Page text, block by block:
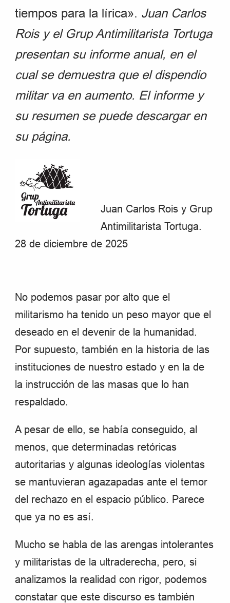
tiempos para la lírica». Juan Carlos
Rois y el Grup Antimilitarista Tortuga
presentan su informe anual, en el
cual se demuestra que el dispendio
militar va en aumento. El informe y
su resumen se puede descargar en
su página.
Juan Carlos Rois y Grup
Antimilitarista Tortuga.
28 de diciembre de 2025
No podemos pasar por alto que el
militarismo ha tenido un peso mayor que el
deseado en el devenir de la humanidad.
Por supuesto, también en la historia de las
instituciones de nuestro estado y en la de
la instrucción de las masas que lo han
respaldado.
A pesar de ello, se había conseguido, al
menos, que determinadas retóricas
autoritarias y algunas ideologías violentas
se mantuvieran agazapadas ante el temor
del rechazo en el espacio público. Parece
que ya no es así.
Mucho se habla de las arengas intolerantes
y militaristas de la ultraderecha, pero, si
analizamos la realidad con rigor, podemos
constatar que este discurso es también